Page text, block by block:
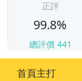
正評
99.8%
總評價 441
首頁主打